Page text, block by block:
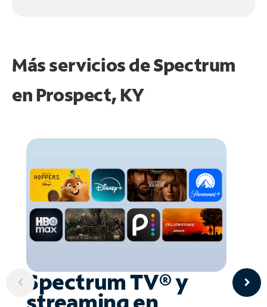
Más servicios de Spectrum
en Prospect, KY
Spectrum TV® y